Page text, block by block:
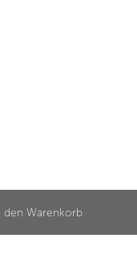
den Warenkorb